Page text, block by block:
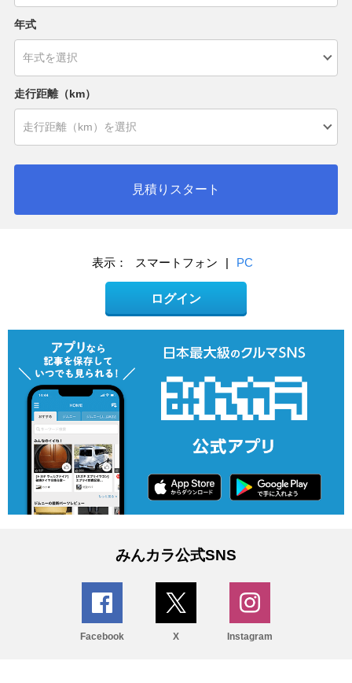
年式
走行距離（km）
見積りスタート
表示： スマートフォン | PC
ログイン
みんカラ公式SNS
Facebook X Instagram